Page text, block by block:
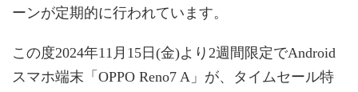
ーンが定期的に行われています。
この度2024年11月15日(金)より2週間限定でAndroid
スマホ端末「OPPO Reno7 A」が、タイムセール特